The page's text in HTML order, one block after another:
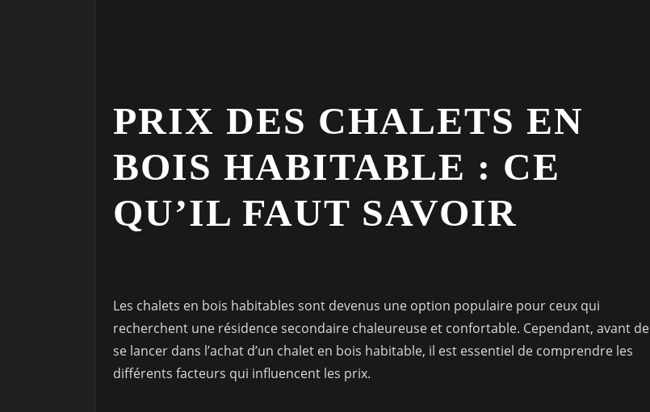
PRIX DES CHALETS EN
BOIS HABITABLE : CE
QU’IL FAUT SAVOIR
Les chalets en bois habitables sont devenus une option populaire pour ceux qui
recherchent une résidence secondaire chaleureuse et confortable. Cependant, avant de
se lancer dans l’achat d’un chalet en bois habitable, il est essentiel de comprendre les
différents facteurs qui influencent les prix.